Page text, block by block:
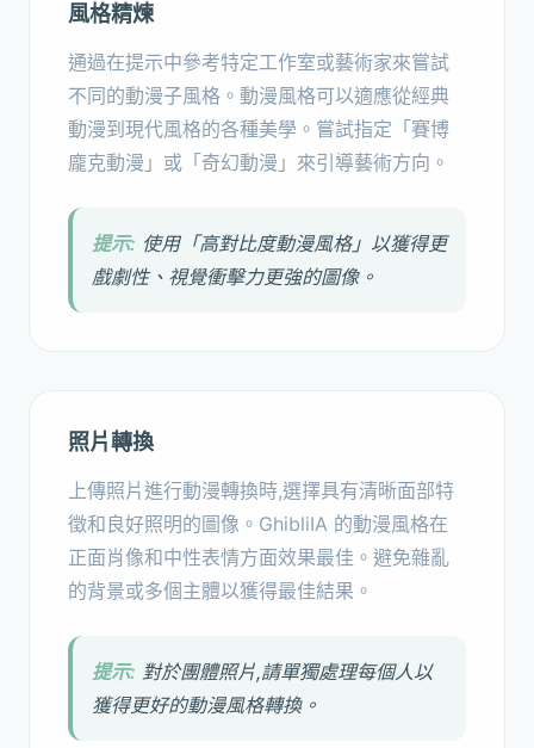
風格精煉
通過在提示中參考特定工作室或藝術家來嘗試
不同的動漫子風格。動漫風格可以適應從經典
動漫到現代風格的各種美學。嘗試指定「賽博
龐克動漫」或「奇幻動漫」來引導藝術方向。
提示: 使用「高對比度動漫風格」以獲得更
戲劇性、視覺衝擊力更強的圖像。
照片轉換
上傳照片進行動漫轉換時,選擇具有清晰面部特
徵和良好照明的圖像。GhibliIA 的動漫風格在
正面肖像和中性表情方面效果最佳。避免雜亂
的背景或多個主體以獲得最佳結果。
提示: 對於團體照片,請單獨處理每個人以
獲得更好的動漫風格轉換。